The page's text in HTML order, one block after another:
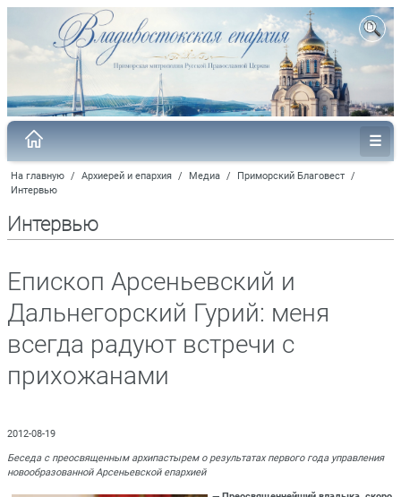
На главную / Архиерей и епархия / Медиа / Приморский Благовест /
Интервью
Интервью
Епископ Арсеньевский и
Дальнегорский Гурий: меня
всегда радуют встречи c
прихожанами
2012-08-19
Беседа с преосвященным архипастырем о результатах первого года управления
новообразованной Арсеньевской епархией